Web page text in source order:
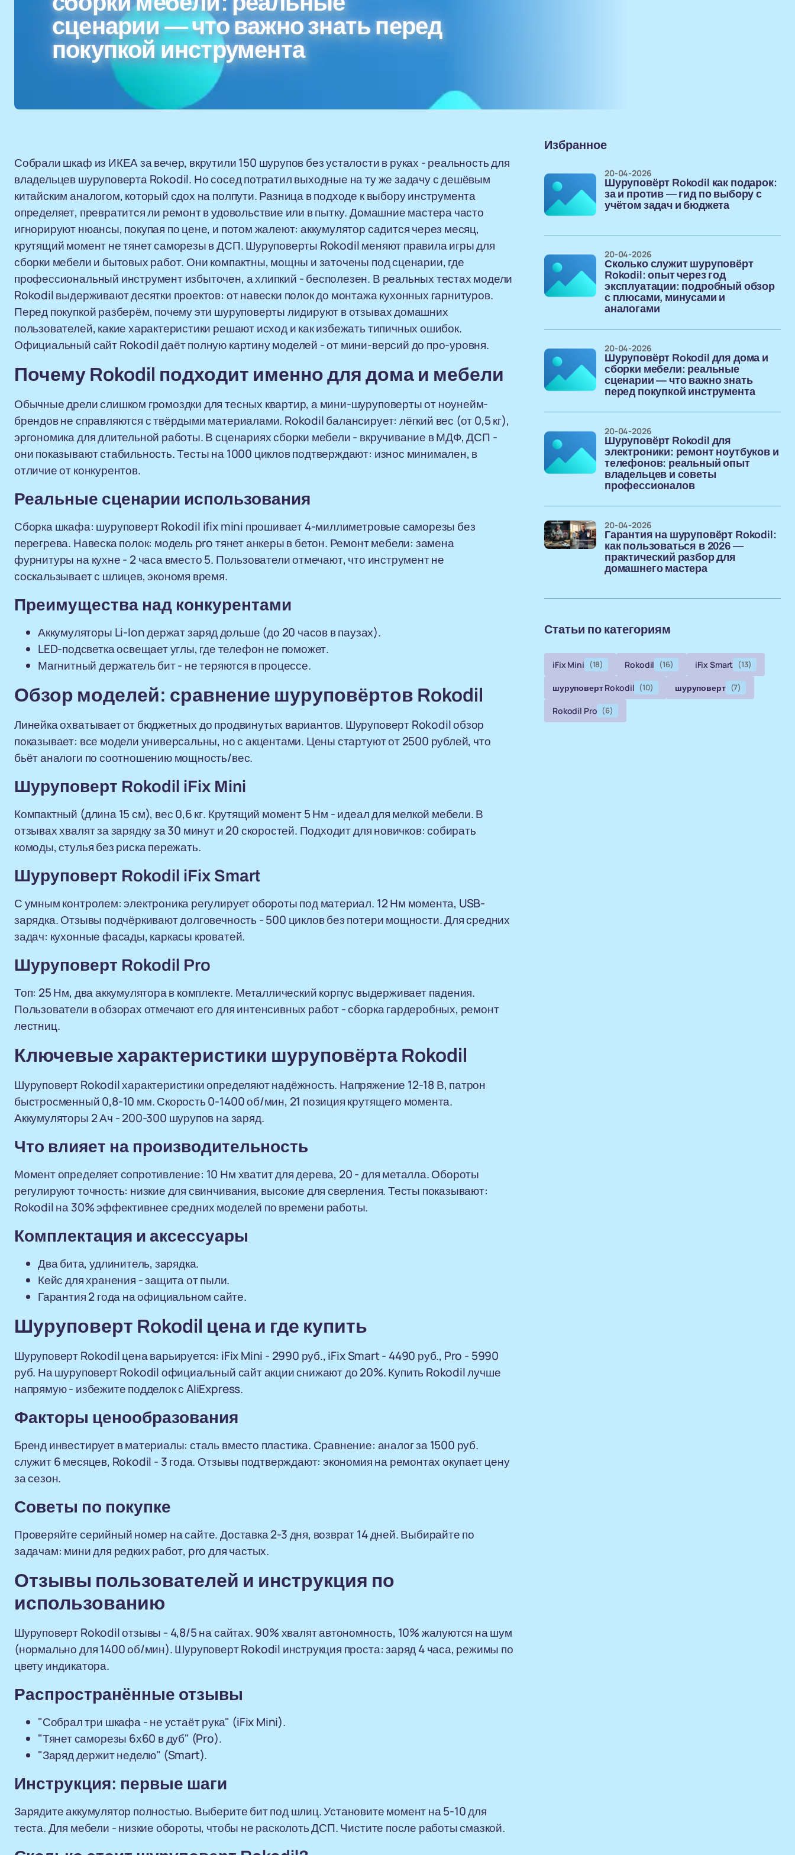
сценарии — что важно знать перед
покупкой инструмента
Собрали шкаф из ИКЕА за вечер, вкрутили 150 шурупов без усталости в руках - реальность для
владельцев шуруповерта Rokodil. Но сосед потратил выходные на ту же задачу с дешёвым
китайским аналогом, который сдох на полпути. Разница в подходе к выбору инструмента
определяет, превратится ли ремонт в удовольствие или в пытку. Домашние мастера часто
игнорируют нюансы, покупая по цене, и потом жалеют: аккумулятор садится через месяц,
крутящий момент не тянет саморезы в ДСП. Шуруповерты Rokodil меняют правила игры для
сборки мебели и бытовых работ. Они компактны, мощны и заточены под сценарии, где
профессиональный инструмент избыточен, а хлипкий - бесполезен. В реальных тестах модели
Rokodil выдерживают десятки проектов: от навески полок до монтажа кухонных гарнитуров.
Перед покупкой разберём, почему эти шуруповерты лидируют в отзывах домашних
пользователей, какие характеристики решают исход и как избежать типичных ошибок.
Официальный сайт Rokodil даёт полную картину моделей - от мини-версий до про-уровня.
Почему Rokodil подходит именно для дома и мебели
Обычные дрели слишком громоздки для тесных квартир, а мини-шуруповерты от ноунейм-
брендов не справляются с твёрдыми материалами. Rokodil балансирует: лёгкий вес (от 0,5 кг),
эргономика для длительной работы. В сценариях сборки мебели - вкручивание в МДФ, ДСП -
они показывают стабильность. Тесты на 1000 циклов подтверждают: износ минимален, в
отличие от конкурентов.
Реальные сценарии использования
Сборка шкафа: шуруповерт Rokodil ifix mini прошивает 4-миллиметровые саморезы без
перегрева. Навеска полок: модель pro тянет анкеры в бетон. Ремонт мебели: замена
фурнитуры на кухне - 2 часа вместо 5. Пользователи отмечают, что инструмент не
соскальзывает с шлицев, экономя время.
Преимущества над конкурентами
Аккумуляторы Li-Ion держат заряд дольше (до 20 часов в паузах).
LED-подсветка освещает углы, где телефон не поможет.
Магнитный держатель бит - не теряются в процессе.
Обзор моделей: сравнение шуруповёртов Rokodil
Линейка охватывает от бюджетных до продвинутых вариантов. Шуруповерт Rokodil обзор
показывает: все модели универсальны, но с акцентами. Цены стартуют от 2500 рублей, что
бьёт аналоги по соотношению мощность/вес.
Шуруповерт Rokodil iFix Mini
Компактный (длина 15 см), вес 0,6 кг. Крутящий момент 5 Нм - идеал для мелкой мебели. В
отзывах хвалят за зарядку за 30 минут и 20 скоростей. Подходит для новичков: собирать
комоды, стулья без риска пережать.
Шуруповерт Rokodil iFix Smart
С умным контролем: электроника регулирует обороты под материал. 12 Нм момента, USB-
зарядка. Отзывы подчёркивают долговечность - 500 циклов без потери мощности. Для средних
задач: кухонные фасады, каркасы кроватей.
Шуруповерт Rokodil Pro
Топ: 25 Нм, два аккумулятора в комплекте. Металлический корпус выдерживает падения.
Пользователи в обзорах отмечают его для интенсивных работ - сборка гардеробных, ремонт
лестниц.
Ключевые характеристики шуруповёрта Rokodil
Шуруповерт Rokodil характеристики определяют надёжность. Напряжение 12-18 В, патрон
быстросменный 0,8-10 мм. Скорость 0-1400 об/мин, 21 позиция крутящего момента.
Аккумуляторы 2 Ач - 200-300 шурупов на заряд.
Что влияет на производительность
Момент определяет сопротивление: 10 Нм хватит для дерева, 20 - для металла. Обороты
регулируют точность: низкие для свинчивания, высокие для сверления. Тесты показывают:
Rokodil на 30% эффективнее средних моделей по времени работы.
Комплектация и аксессуары
Два бита, удлинитель, зарядка.
Кейс для хранения - защита от пыли.
Гарантия 2 года на официальном сайте.
Шуруповерт Rokodil цена и где купить
Шуруповерт Rokodil цена варьируется: iFix Mini - 2990 руб., iFix Smart - 4490 руб., Pro - 5990
руб. На шуруповерт Rokodil официальный сайт акции снижают до 20%. Купить Rokodil лучше
напрямую - избежите подделок с AliExpress.
Факторы ценообразования
Бренд инвестирует в материалы: сталь вместо пластика. Сравнение: аналог за 1500 руб.
служит 6 месяцев, Rokodil - 3 года. Отзывы подтверждают: экономия на ремонтах окупает цену
за сезон.
Советы по покупке
Проверяйте серийный номер на сайте. Доставка 2-3 дня, возврат 14 дней. Выбирайте по
задачам: мини для редких работ, pro для частых.
Отзывы пользователей и инструкция по
использованию
Шуруповерт Rokodil отзывы - 4,8/5 на сайтах. 90% хвалят автономность, 10% жалуются на шум
(нормально для 1400 об/мин). Шуруповерт Rokodil инструкция проста: заряд 4 часа, режимы по
цвету индикатора.
Распространённые отзывы
"Собрал три шкафа - не устаёт рука" (iFix Mini).
"Тянет саморезы 6х60 в дуб" (Pro).
"Заряд держит неделю" (Smart).
Инструкция: первые шаги
Зарядите аккумулятор полностью. Выберите бит под шлиц. Установите момент на 5-10 для
теста. Для мебели - низкие обороты, чтобы не расколоть ДСП. Чистите после работы смазкой.
Избранное
Шуруповёрт Rokodil как подарок:
за и против — гид по выбору с
учётом задач и бюджета
20-04-2026
Сколько служит шуруповёрт
Rokodil: опыт через год
эксплуатации: подробный обзор
с плюсами, минусами и
аналогами
20-04-2026
Шуруповёрт Rokodil для дома и
сборки мебели: реальные
сценарии — что важно знать
перед покупкой инструмента
20-04-2026
Шуруповёрт Rokodil для
электроники: ремонт ноутбуков и
телефонов: реальный опыт
владельцев и советы
профессионалов
20-04-2026
Гарантия на шуруповёрт Rokodil:
как пользоваться в 2026 —
практический разбор для
домашнего мастера
20-04-2026
Статьи по категориям
iFix Mini (18) Rokodil (16) iFix Smart (13)
шуруповерт Rokodil (10) шуруповерт (7)
Rokodil Pro (6)